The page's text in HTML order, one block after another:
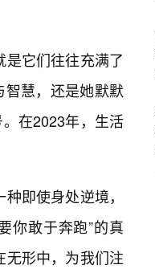
它们往往充满了
智慧，还是她默默
在2023年，生活
即使身处逆境，
你敢于奔跑”的真
形中，为我们注